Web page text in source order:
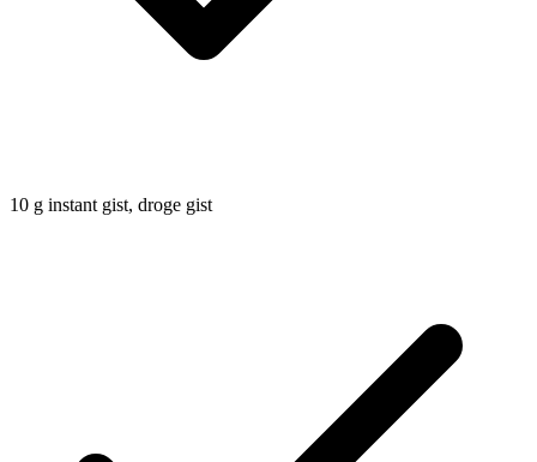
10 g instant gist, droge gist